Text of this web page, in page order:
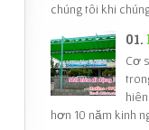
chúng tôi khi
Cơ
hơn 10 năm kinh